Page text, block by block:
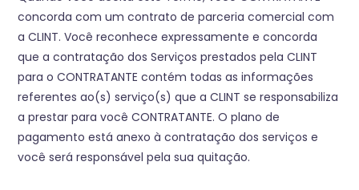
concorda com um contrato de parceria comercial com
a CLINT. Você reconhece expressamente e concorda
que a contratação dos Serviços prestados pela CLINT
para o CONTRATANTE contém todas as informações
referentes ao(s) serviço(s) que a CLINT se responsabiliza
a prestar para você CONTRATANTE. O plano de
pagamento está anexo à contratação dos serviços e
você será responsável pela sua quitação.